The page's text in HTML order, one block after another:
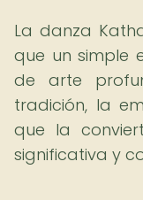
La danza
que un simple
de arte
tradición, la
que la
significativa y